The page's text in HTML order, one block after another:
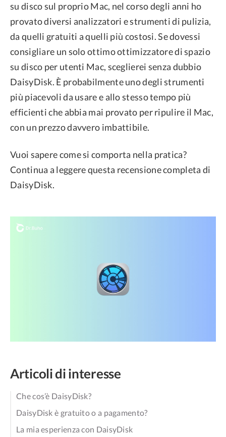
su disco sul proprio Mac, nel corso degli anni ho
provato diversi analizzatori e strumenti di pulizia,
da quelli gratuiti a quelli più costosi. Se dovessi
consigliare un solo ottimo ottimizzatore di spazio
su disco per utenti Mac, sceglierei senza dubbio
DaisyDisk. È probabilmente uno degli strumenti
più piacevoli da usare e allo stesso tempo più
efficienti che abbia mai provato per ripulire il Mac,
con un prezzo davvero imbattibile.
Vuoi sapere come si comporta nella pratica?
Continua a leggere questa recensione completa di
DaisyDisk.
Articoli di interesse
Che cos’è DaisyDisk?
DaisyDisk è gratuito o a pagamento?
La mia esperienza con DaisyDisk